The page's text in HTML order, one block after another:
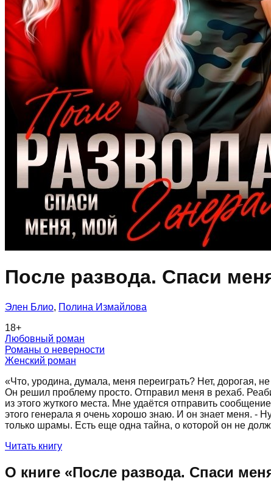
После развода. Спаси
Элен Блио, Полина Измайлова
18+
Любовный роман
Романы о неверности
Женский роман
«Что, уродина, думала, меня переиграть? Нет, дорогая,
Он решил проблему просто. Отправил меня в рехаб.
из этого жуткого места. Мне удаётся отправить
этого генерала я очень хорошо знаю. И он знает меня. -
только шрамы. Есть еще одна тайна, о которой он не
Читать книгу
О книге «После развода. Спаси